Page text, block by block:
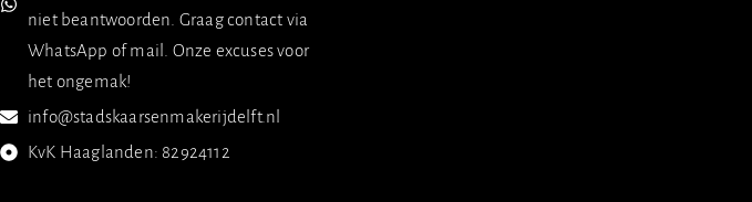
niet beantwoorden. Graag contact via
WhatsApp of mail. Onze excuses voor
het ongemak!
info@stadskaarsenmakerijdelft.nl
KvK Haaglanden: 82924112